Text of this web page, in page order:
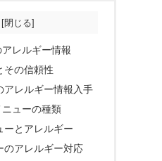
レルギー情報
その信頼性
アレルギー情報入手
ューの種類
ーとアレルギー
のアレルギー対応